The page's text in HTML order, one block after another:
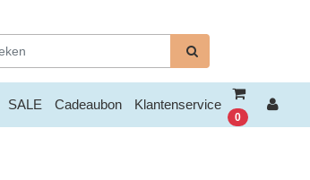
SALE Cadeaubon Klantenservice
0